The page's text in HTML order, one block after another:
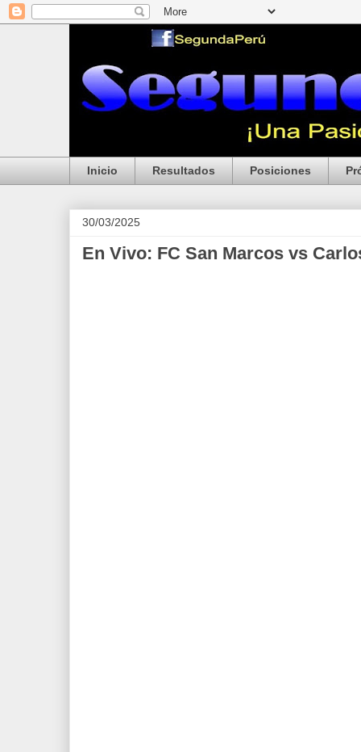
Inicio Resultados Posiciones
30/03/2025
En Vivo: FC San Marcos vs